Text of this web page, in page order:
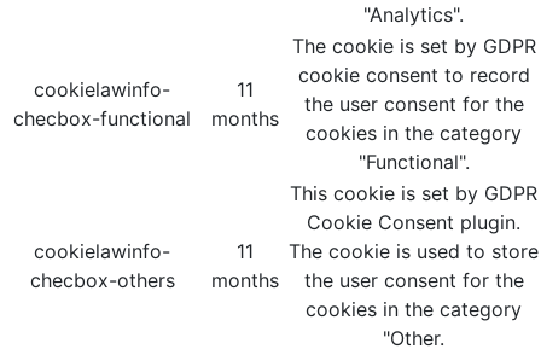
"Analytics".
cookielawinfo-
checbox-functional
11
months
The cookie is set by GDPR
cookie consent to record
the user consent for the
cookies in the category
"Functional".
cookielawinfo-
checbox-others
11
months
This cookie is set by GDPR
Cookie Consent plugin.
The cookie is used to store
the user consent for the
cookies in the category
"Other.